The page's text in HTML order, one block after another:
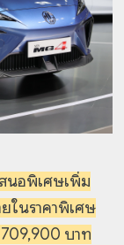
นอพิเศษเพิ่ม
ยในราคาพิเศษ
บาท